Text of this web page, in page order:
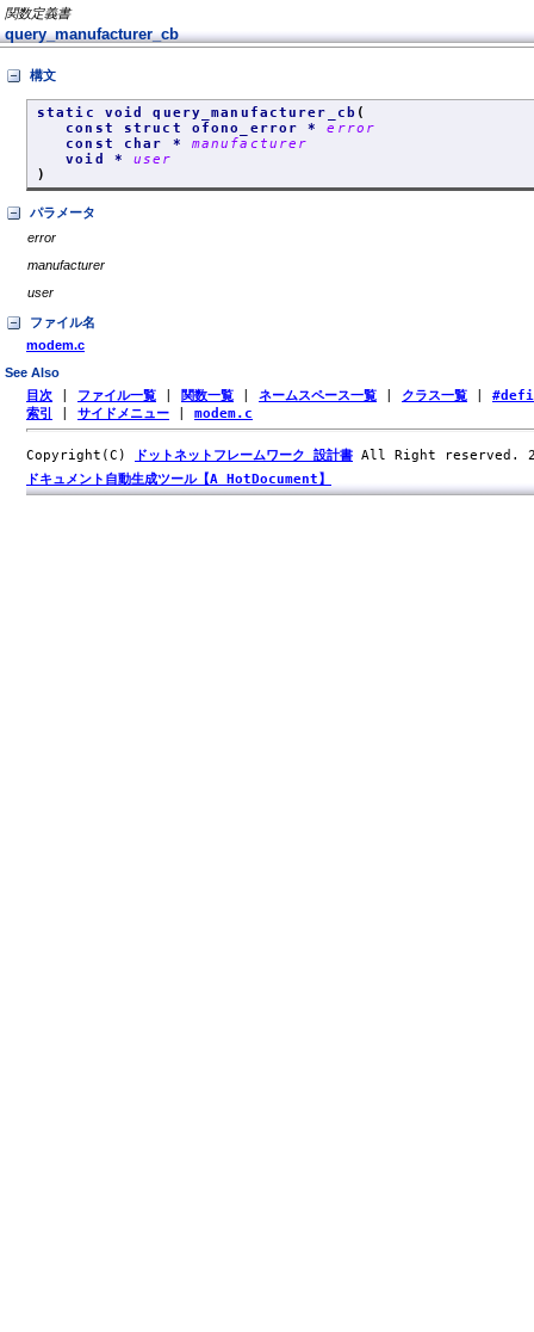
関数定義書
query_manufacturer_cb
構文
static void query_manufacturer_cb (
const struct ofono_error *error
const char * manufacturer
void *user
)
パラメータ
error
manufacturer
user
ファイル名
modem.c
See Also
目次 ファイル一覧 関数一覧 ネームスペース一覧 クラス一覧
索引
サイドメニュー modem.c
Copyright(C) ドットネットフレームワーク 設計書 All Right reserved.
ドキュメント自動生成ツール【A HotDocument】